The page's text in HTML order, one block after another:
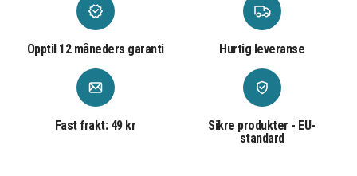
Opptil 12 måneders garanti Hurtig leveranse
Fast frakt: 49 kr
Sikre produkter - EU-
standard